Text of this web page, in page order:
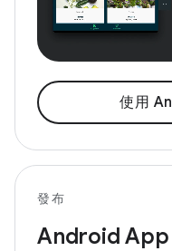
使用
發布
Android App